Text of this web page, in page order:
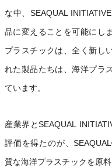
な中、SEAQUAL
品に変えることを可能にし
プラスチックは、全く新し
れた製品たちは、海洋プラ
ています。
産業界とSEAQUAL
評価を得たのが、
質な海洋プラスチックを原